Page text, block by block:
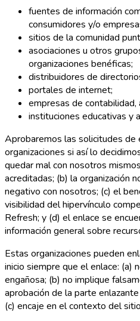
fuentes de información
consumidores y/o
sitios de la comunidad
asociaciones u otros
organizaciones benéficas;
distribuidores de
portales de internet;
empresas de contabilidad,
instituciones educativas y
Aprobaremos las solicitudes de
organizaciones si así lo
quedar mal con nosotros
acreditadas; (b) la organización
negativo con nosotros; (c) el
visibilidad del hipervínculo
Refresh; y (d) el enlace se
información general sobre
Estas organizaciones pueden
inicio siempre que el enlace: (a)
engañosa; (b) no implique
aprobación de la parte
(c) encaje en el contexto del